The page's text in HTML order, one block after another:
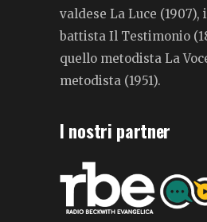
valdese La Luce (1907),
battista Il Testimonio
quello metodista La
metodista (1951).
I nostri partner